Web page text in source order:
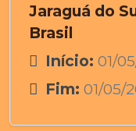
Jaraguá do
Brasil
Início: 01/
Fim: 01/05/